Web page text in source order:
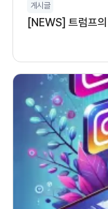
게시글
[NEWS] 트럼프